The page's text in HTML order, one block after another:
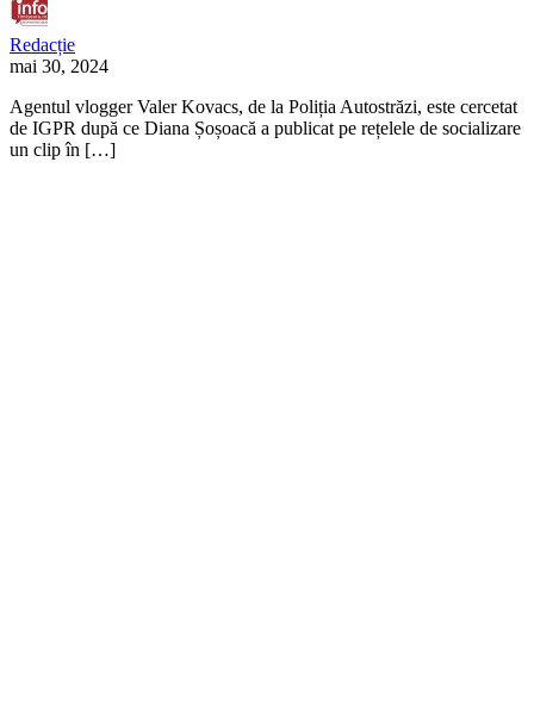
Redacție
mai 30, 2024
Agentul vlogger Valer Kovacs, de la Poliția Autostrăzi, este cercetat
de IGPR după ce Diana Șoșoacă a publicat pe rețelele de socializare
un clip în […]